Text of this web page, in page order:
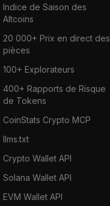
Indice de Saison des
Altcoins
20 000+ Prix en direct des
pièces
100+ Explorateurs
400+ Rapports de Risque
de Tokens
CoinStats Crypto MCP
llms.txt
Crypto Wallet API
Solana Wallet API
EVM Wallet API